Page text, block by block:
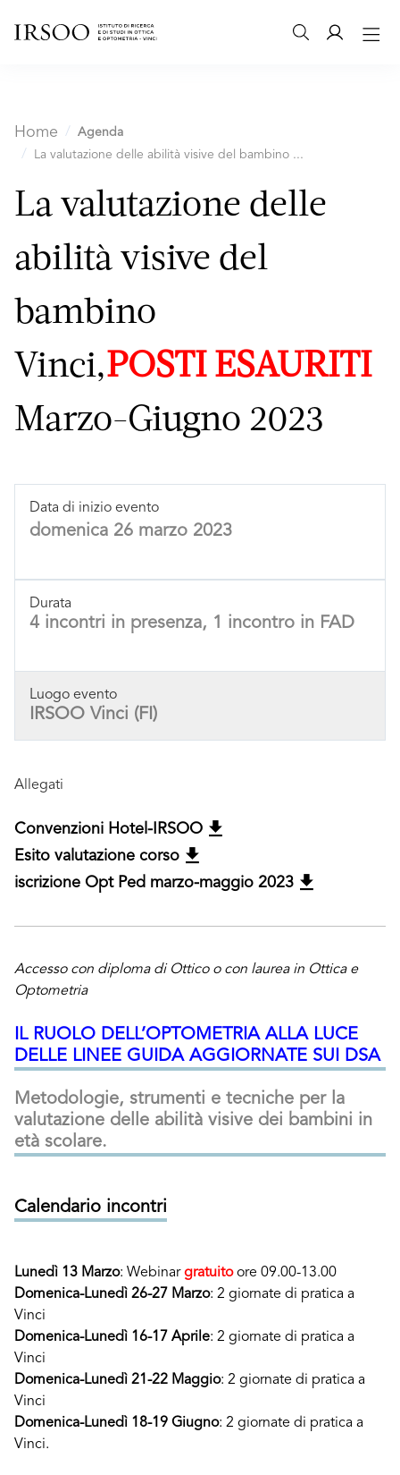
Home
Agenda
La valutazione delle abilità visive del bambino ...
La valutazione delle
abilità visive del
bambino
Vinci,POSTI ESAURITI
Marzo-Giugno 2023
Data di inizio evento
domenica 26 marzo 2023
Durata
4 incontri in presenza, 1 incontro in FAD
Luogo evento
IRSOO Vinci (FI)
Allegati
Convenzioni Hotel-IRSOO
Esito valutazione corso
iscrizione Opt Ped marzo-maggio 2023
Accesso con diploma di Ottico o con laurea in Ottica e
Optometria
IL RUOLO DELL’OPTOMETRIA ALLA LUCE
DELLE LINEE GUIDA AGGIORNATE SUI DSA
Metodologie, strumenti e tecniche per la
valutazione delle abilità visive dei bambini in
età scolare.
Calendario incontri
Lunedì 13 Marzo: Webinargratuitoore 09.00-13.00
Domenica-Lunedì 26-27 Marzo: 2 giornate di pratica a
Vinci
Domenica-Lunedì 16-17 Aprile: 2 giornate di pratica a
Vinci
Domenica-Lunedì 21-22 Maggio: 2 giornate di pratica a
Vinci
Domenica-Lunedì 18-19 Giugno: 2 giornate di pratica a
Vinci.